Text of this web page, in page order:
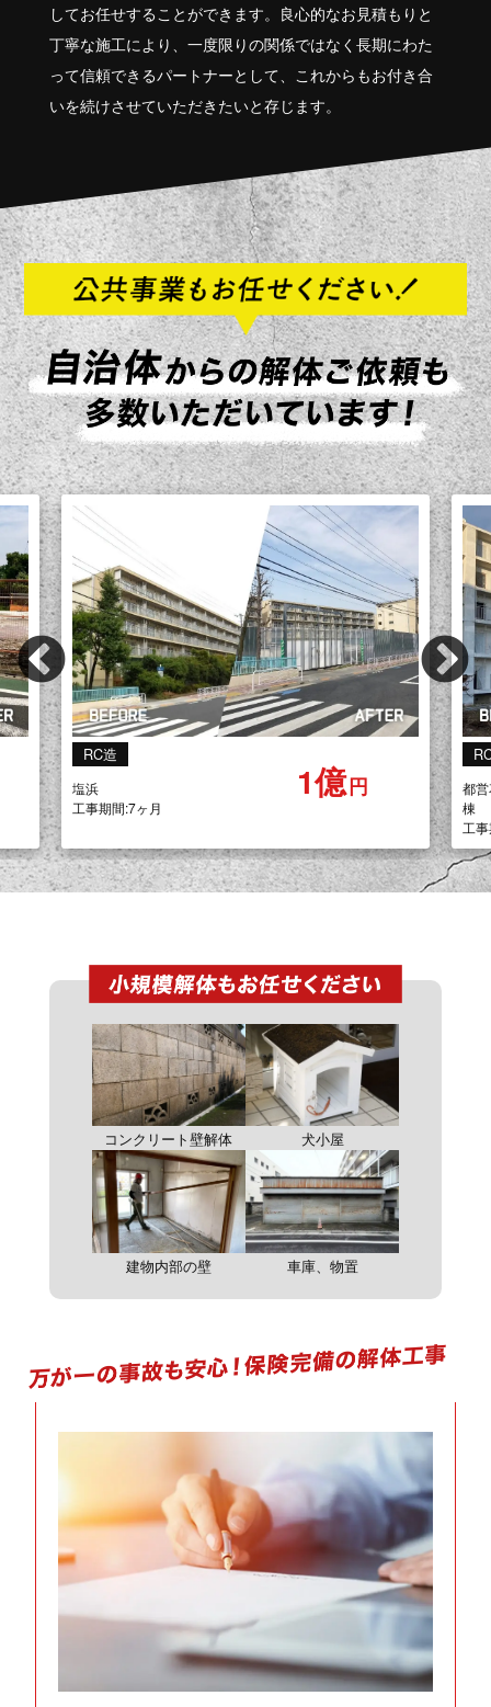
してお任せすることができます。良心的なお見積もりと
丁寧な施工により、一度限りの関係ではなく長期にわた
って信頼できるパートナーとして、これからもお付き合
いを続けさせていただきたいと存じます。
Previous
RC造
都営花畑第3アパート:7,8号
棟
1億7千万円
東
工
コンクリート壁解体 犬小屋
建物内部の壁 車庫、物置